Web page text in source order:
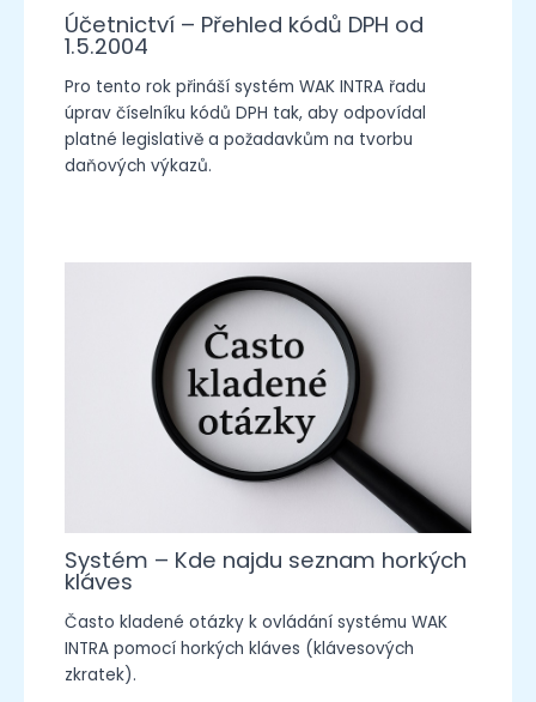
Účetnictví – Přehled kódů DPH od
1.5.2004
Pro tento rok přináší systém WAK INTRA řadu
úprav číselníku kódů DPH tak, aby odpovídal
platné legislativě a požadavkům na tvorbu
daňových výkazů.
Systém – Kde najdu seznam horkých
kláves
Často kladené otázky k ovládání systému WAK
INTRA pomocí horkých kláves (klávesových
zkratek).